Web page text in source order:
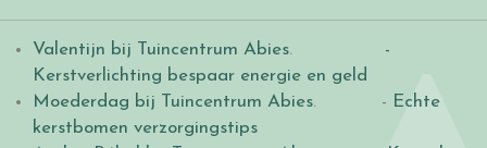
Valentijn bij Tuincentrum Abies.
-
Kerstverlichting bespaar energie en geld
Moederdag bij Tuincentrum Abies. - Echte
kerstbomen verzorgingstips